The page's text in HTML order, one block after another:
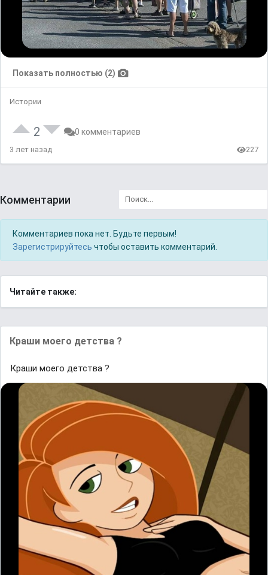
Показать полностью (2)
Истории
2 0 комментариев
3 лет назад 227
Комментарии
Комментариев пока нет. Будьте первым!
Зарегистрируйтесь чтобы оставить комментарий.
Читайте также:
Краши моего детства ?
Краши моего детства ?